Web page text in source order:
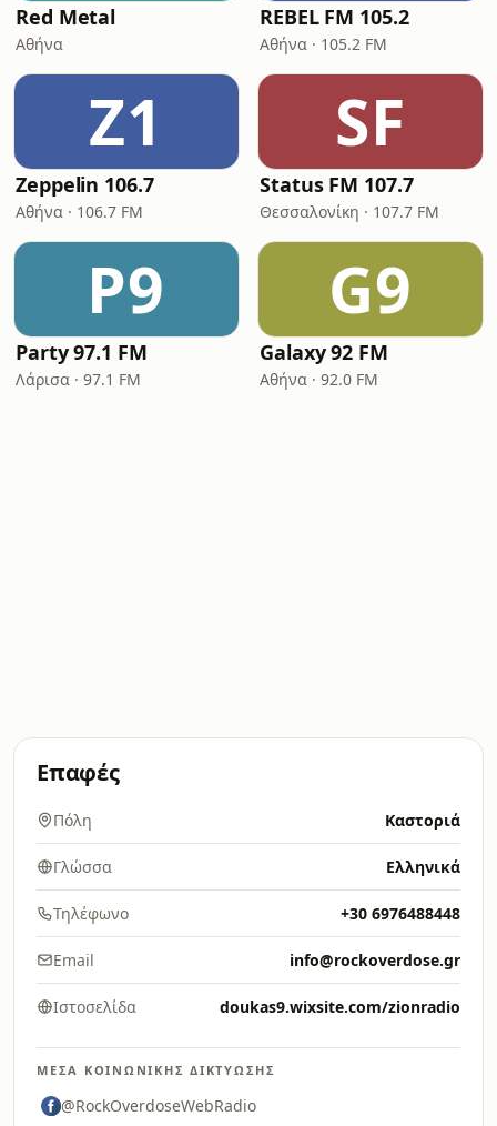
Red Metal
Αθήνα
REBEL FM 105.2
Αθήνα · 105.2 FM
Z1
Zeppelin 106.7
Αθήνα · 106.7 FM
SF
Status FM 107.7
Θεσσαλονίκη · 107.7 FM
P9
Party 97.1 FM
Λάρισα · 97.1 FM
G9
Galaxy 92 FM
Αθήνα · 92.0 FM
Επαφές
Πόλη Καστοριά
Γλώσσα Ελληνικά
Τηλέφωνο +30 6976488448
Email info@rockoverdose.gr
Ιστοσελίδα doukas9.wixsite.com/zionradio
ΜΈΣΑ ΚΟΙΝΩΝΙΚΉΣ ΔΙΚΤΎΩΣΗΣ
@RockOverdoseWebRadio